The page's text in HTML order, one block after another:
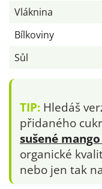
Vláknina
Bílkoviny
Sůl
TIP: Hledáš
přidaného
sušené
organické
nebo jen tak